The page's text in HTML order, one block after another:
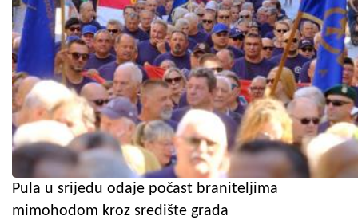
Pula u srijedu odaje počast braniteljima
mimohodom kroz središte grada